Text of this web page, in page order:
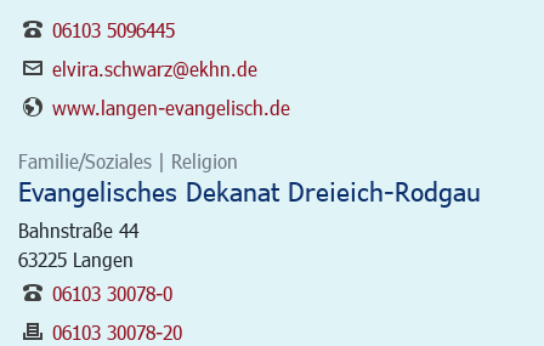
06103 5096445
elvira.schwarz@ekhn.de
www.langen-evangelisch.de
Familie/Soziales | Religion
Evangelisches Dekanat Dreieich-Rodgau
Bahnstraße 44
63225 Langen
06103 30078-0
06103 30078-20